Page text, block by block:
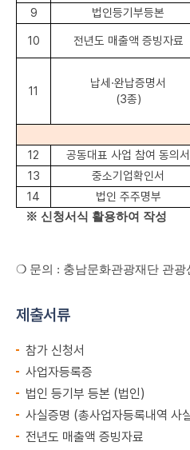
9 법인등기부등본
10 전년도 매출액 증빙자료
11
납세·완납증명서
(3종)
12
공동대표 사업 참여 동의서
13
중소기업확인서
14
법인 주주명부
※ 신청서식 활용하여 작성
❍ 문의 : 충남문화관광재단 관광
제출서류
참가 신청서
사업자등록증
법인 등기부 등본 (법인)
사실증명 (총사업자등록내역 사
전년도 매출액 증빙자료